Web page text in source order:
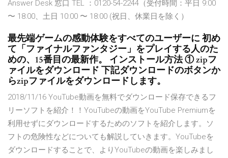
Answer Desk 窓口 TEL ：0120-54-2244（受付時間：平日 9:00
〜 18:00、土日 10:00 〜 18:00 (祝日、休業日を除く）
最先端ゲームの感動体験をすべてのユーザーに 初め
て「ファイナルファンタジー」をプレイする人のた
めの、15番目の最新作。 インストール方法 ① zipフ
ァイルをダウンロード 下記ダウンロードのボタンか
らzipファイルをダウンロードします。
2018/11/16 YouTube動画を無料でダウンロード保存できるフ
リーソフトを紹介！！YouTubeの動画をYouTube Premiumを
利用せずにダウンロードするためのソフトを紹介します。ソ
フトの危険性などについても解説していきます。YouTubeを
ダウンロードすることで、よりYouTubeの動画を楽しみまし